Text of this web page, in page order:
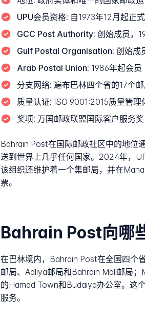
UPU会员资格: 自1973年12月起正
GCC Post Authority: 创始成员，
Gulf Postal Organisation: 创始成
Arab Postal Union: 1986年起会员
分支网络: 遍布巴林四个省的17个
质量认证: ISO 9001:2015质量管
奖项: 万国邮政联盟国际客户服务
Bahrain Post在国际邮政社区中的地位
送到世界上几乎任何国家。2024年，
该组织还维护着一个集邮局，并在
票。
Bahrain Post向哪
在巴林境内，Bahrain Post在全国四个
邮局、Adliya邮局和Bahrain Mall邮局
的Hamad Town和Budaiya办公室。这
服务。